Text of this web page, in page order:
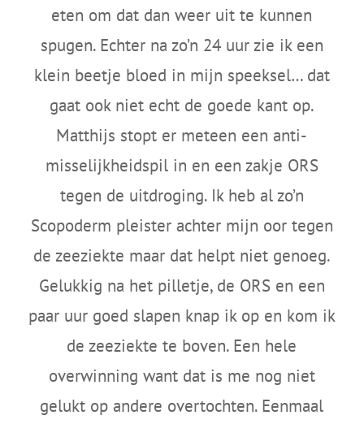
eten om dat dan weer uit te kunnen
spugen. Echter na zo’n 24 uur zie ik een
klein beetje bloed in mijn speeksel… dat
gaat ook niet echt de goede kant op.
Matthijs stopt er meteen een anti-
misselijkheidspil in en een zakje ORS
tegen de uitdroging. Ik heb al zo’n
Scopoderm pleister achter mijn oor tegen
de zeeziekte maar dat helpt niet genoeg.
Gelukkig na het pilletje, de ORS en een
paar uur goed slapen knap ik op en kom ik
de zeeziekte te boven. Een hele
overwinning want dat is me nog niet
gelukt op andere overtochten. Eenmaal